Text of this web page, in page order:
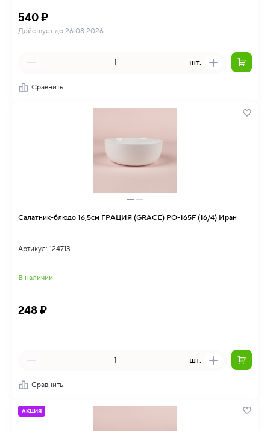
540 ₽
Действует до 26.08.2026
шт.
Сравнить
Салатник-блюдо 16,5см ГРАЦИЯ (GRACE) PO-165F (16/4) Иран
Артикул: 124713
В наличии
248 ₽
шт.
Сравнить
АКЦИЯ